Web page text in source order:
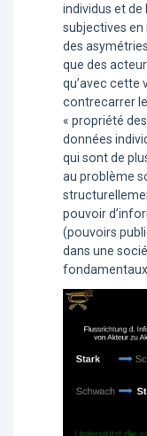
individus et
subjectives en
des
que des
qu’avec cette
contrecarrer
« propriété
données
qui sont de
au problème
pouvoir
(pouvoirs
dans une
fondamentaux.